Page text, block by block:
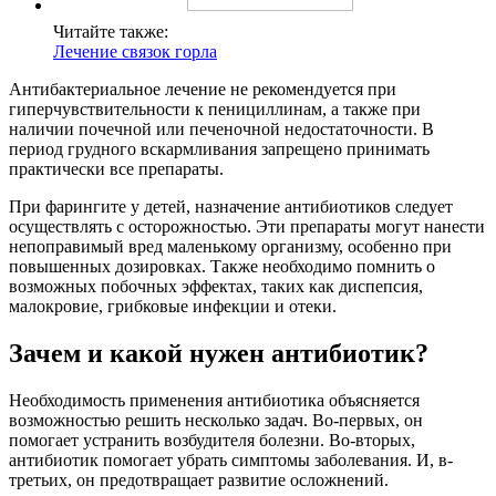
Читайте также:
Лечение связок горла
Антибактериальное лечение не рекомендуется при
гиперчувствительности к пенициллинам, а также при
наличии почечной или печеночной недостаточности. В
период грудного вскармливания запрещено принимать
практически все препараты.
При фарингите у детей, назначение антибиотиков следует
осуществлять с осторожностью. Эти препараты могут нанести
непоправимый вред маленькому организму, особенно при
повышенных дозировках. Также необходимо помнить о
возможных побочных эффектах, таких как диспепсия,
малокровие, грибковые инфекции и отеки.
Зачем и какой нужен антибиотик?
Необходимость применения антибиотика объясняется
возможностью решить несколько задач. Во-первых, он
помогает устранить возбудителя болезни. Во-вторых,
антибиотик помогает убрать симптомы заболевания. И, в-
третьих, он предотвращает развитие осложнений.